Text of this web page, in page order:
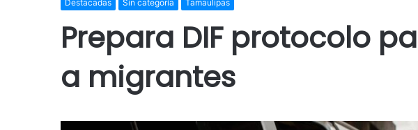
Destacadas Sin categoría Tamaulipas
Prepara DIF protocolo
a migrantes